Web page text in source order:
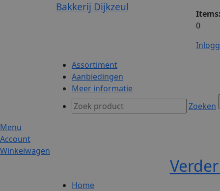
Bakkerij Dijkzeul
Items:
0
Assortiment
Aanbiedingen
Meer informatie
Zoeken
Menu
Account
Winkelwagen
Home